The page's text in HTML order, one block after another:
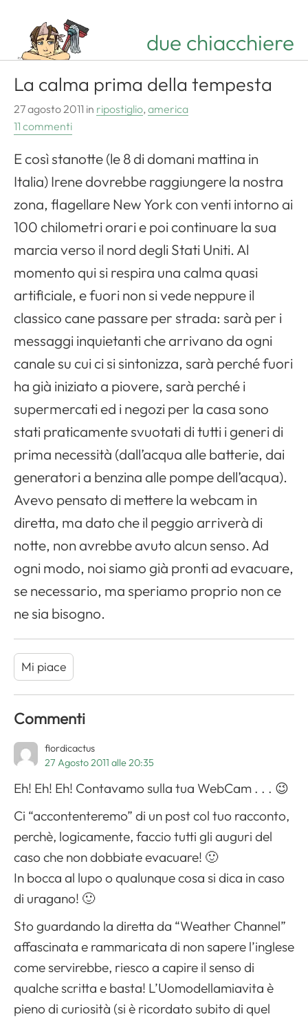
due chiacchiere
La calma prima della tempesta
27 agosto 2011 in ripostiglio, america
11 commenti
E così stanotte (le 8 di domani mattina in
Italia) Irene dovrebbe raggiungere la nostra
zona, flagellare New York con venti intorno ai
100 chilometri orari e poi continuare la sua
marcia verso il nord degli Stati Uniti. Al
momento qui si respira una calma quasi
artificiale, e fuori non si vede neppure il
classico cane passare per strada: sarà per i
messaggi inquietanti che arrivano da ogni
canale su cui ci si sintonizza, sarà perché fuori
ha già iniziato a piovere, sarà perché i
supermercati ed i negozi per la casa sono
stati praticamente svuotati di tutti i generi di
prima necessità (dall’acqua alle batterie, dai
generatori a benzina alle pompe dell’acqua).
Avevo pensato di mettere la webcam in
diretta, ma dato che il peggio arriverà di
notte, non avrebbe avuto alcun senso. Ad
ogni modo, noi siamo già pronti ad evacuare,
se necessario, ma speriamo proprio non ce
ne sia bisogno.
Mi piace
Commenti
fiordicactus
27 Agosto 2011 alle 20:35
Eh! Eh! Eh! Contavamo sulla tua WebCam . . . 😉
Ci “accontenteremo” di un post col tuo racconto,
perchè, logicamente, faccio tutti gli auguri del
caso che non dobbiate evacuare! 🙂
In bocca al lupo o qualunque cosa si dica in caso
di uragano! 🙂
Sto guardando la diretta da “Weather Channel”
affascinata e rammaricata di non sapere l’inglese
come servirebbe, riesco a capire il senso di
qualche scritta e basta! L’Uomodellamiavita è
pieno di curiosità (si è ricordato subito di quel